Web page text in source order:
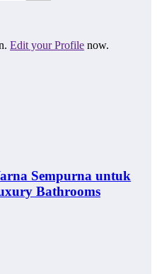
Edit your Profile now.
Sempurna untuk
Bathrooms